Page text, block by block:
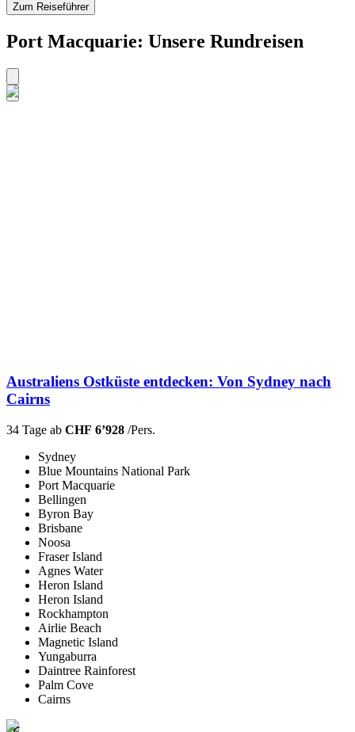
Zum Reiseführer
Port Macquarie: Unsere Rundreisen
Australiens Ostküste entdecken: Von Sydney nach
Cairns
34 Tage ab CHF 6’928 /Pers.
Sydney
Blue Mountains National Park
Port Macquarie
Bellingen
Byron Bay
Brisbane
Noosa
Fraser Island
Agnes Water
Heron Island
Heron Island
Rockhampton
Airlie Beach
Magnetic Island
Yungaburra
Daintree Rainforest
Palm Cove
Cairns